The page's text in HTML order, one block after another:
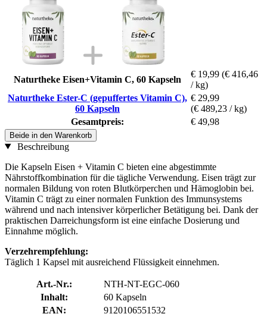
Naturtheke Eisen+Vitamin C, 60 Kapseln
€ 19,99 (€ 416,46
/ kg)
Naturtheke Ester-C (gepuffertes Vitamin C),
60 Kapseln
€ 29,99
(€ 489,23 / kg)
Gesamtpreis:
€ 49,98
Beide in den Warenkorb
Beschreibung
Die Kapseln Eisen + Vitamin C bieten eine abgestimmte
Nährstoffkombination für die tägliche Verwendung. Eisen trägt zur
normalen Bildung von roten Blutkörperchen und Hämoglobin bei.
Vitamin C trägt zu einer normalen Funktion des Immunsystems
während und nach intensiver körperlicher Betätigung bei. Dank der
praktischen Darreichungsform ist eine einfache Dosierung und
Einnahme möglich.
Verzehrempfehlung:
Täglich 1 Kapsel mit ausreichend Flüssigkeit einnehmen.
Art.-Nr.:
NTH-NT-EGC-060
Inhalt:
60 Kapseln
EAN:
9120106551532